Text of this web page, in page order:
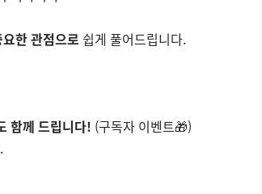
한 관점으로 쉽게 풀어드립니다.
함께 드립니다! (구독자 이벤트🎁)